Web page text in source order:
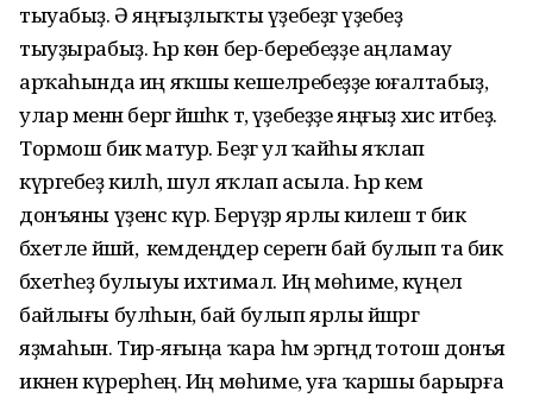
тыуабыҙ. Ә яңғыҙлыҡты үҙебеҙгә үҙебеҙ
тыуҙырабыҙ. Һәр көн бер-беребеҙҙе аңламау
арҡаһында иң яҡшы кешеләребеҙҙе юғалтабыҙ,
улар менән бергә йәшәһәк тә, үҙебеҙҙе яңғыҙ хис итәбеҙ.
Тормош бик матур. Беҙгә ул ҡайһы яҡлап
күргебеҙ килһә, шул яҡлап асыла. Һәр кем
донъяны үҙенсә күрә. Берәүҙәр ярлы килеш тә бик
бәхетле йәшәй, ә кемдеңдер серегән бай булып та бик
бәхетһеҙ булыуы ихтимал. Иң мөһиме, күңел
байлығы булһын, бай булып ярлы йәшәргә
яҙмаһын. Тирә-яғыңа ҡара һәм эргәңдә тотош донъя
икәнен күрерһең. Иң мөһиме, уға ҡаршы барырға